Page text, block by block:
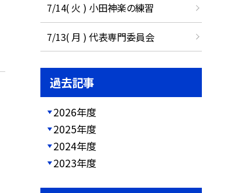
7/14( 火 ) 小田神楽の練習
7/13( 月 ) 代表専門委員会
過去記事
2026年度
2025年度
2024年度
2023年度